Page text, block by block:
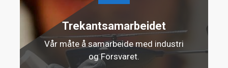
SAFEgaiter gir også ekstra beskyttelse mot
kulde og sollys – en viktig fordel i felt.
Munnbind regnes ikke som åndedrettsvern.
Trekantsamarbeidet
Vår måte å samarbeide med industri
og Forsvaret.